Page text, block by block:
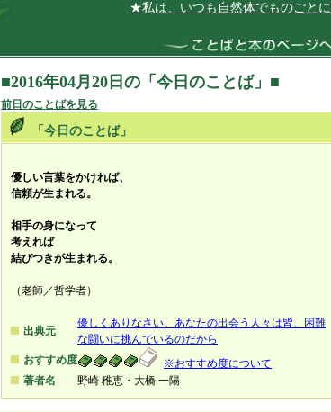
★私は、いつも自然体でものごとに対
■2016年04月20日の「今日のことば」■
前日のことばを見る
「今日のことば」
優しい言葉をかければ、
信頼が生まれる。
相手の身になって
考えれば
結びつきが生まれる。
（老師／哲学者）
出典元
優しくありなさい。あなたの出会う人々は皆、困難
な闘いに挑んでいるのだから
おすすめ度
※おすすめ度について
著者名
野崎 稚恵・大橋 一陽